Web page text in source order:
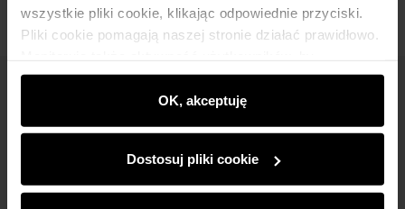
wszystkie pliki cookie, klikając odpowiednie przyciski.
Pliki cookie pomagają naszej stronie działać prawidłowo.
wyświetlać im dopasowane do ich preferencji treści,
rekomendacje oraz komunikaty reklamowe informujące o
najnowszych promocjach w e-sklepie. Informacje o tym,
partnerom społecznościowym, reklamowym i
analitycznym. Partnerzy mogą połączyć te informacje z
OK, akceptuję
Dostosuj pliki cookie
Bądź na bieżąco z nowościami i promocjami!